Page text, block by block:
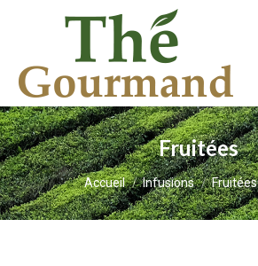
Fruitées
Vous êtes ici :
Accueil Infusions Fruitées